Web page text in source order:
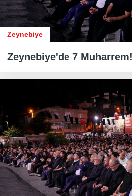
Zeynebiye
Zeynebiye'de 7 Muharrem!